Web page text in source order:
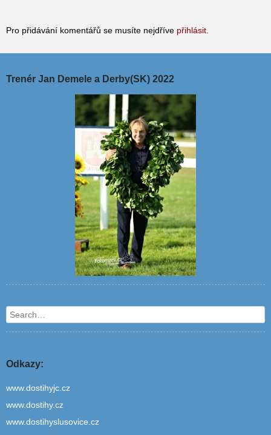
Pro přidávání komentářů se musíte nejdříve přihlásit
Trenér Jan Demele a Derby(SK) 2022
Search
Odkazy:
www.dostihyjc.cz
www.dostihy.cz
www.dostihyslusovice.cz